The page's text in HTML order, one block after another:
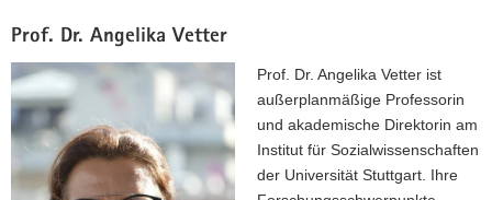
Prof. Dr. Angelika Vetter
Prof. Dr. Angelika Vetter ist
außerplanmäßige Professorin
und akademische Direktorin am
Institut für Sozialwissenschaften
der Universität Stuttgart. Ihre